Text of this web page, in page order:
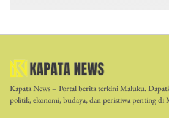
Kapata News – Portal berita terkini Maluku.
politik, ekonomi, budaya, dan peristiwa penting di